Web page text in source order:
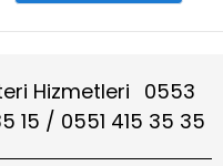
Hizmetleri
0553
15 / 0551 415 35 35